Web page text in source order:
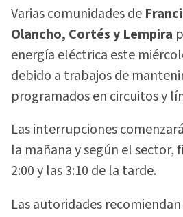
Varias comunidades de
Olancho, Cortés y Lempira
energía eléctrica este
debido a trabajos de
programados en circuitos y
Las interrupciones
la mañana y según el sector,
2:00 y las 3:10 de la tarde.
Las autoridades